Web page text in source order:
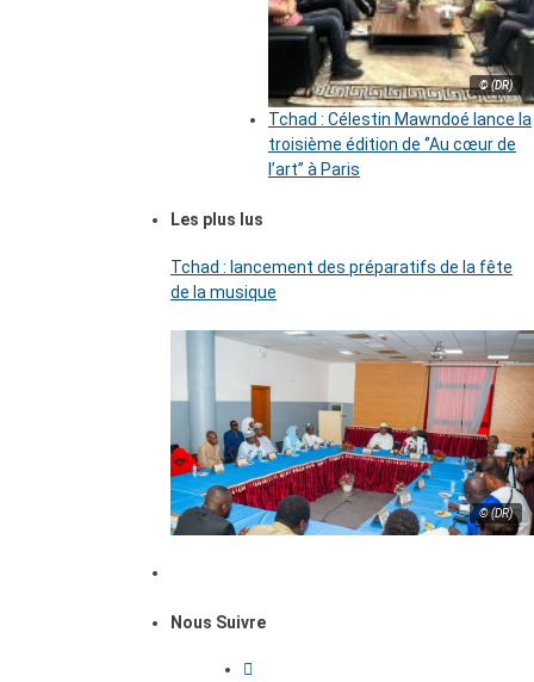
© (DR)
Tchad : Célestin Mawndoé lance la
troisième édition de ‘’Au cœur de
l’art’’ à Paris
Les plus lus
Tchad : lancement des préparatifs de la fête
de la musique
© (DR)
Nous Suivre